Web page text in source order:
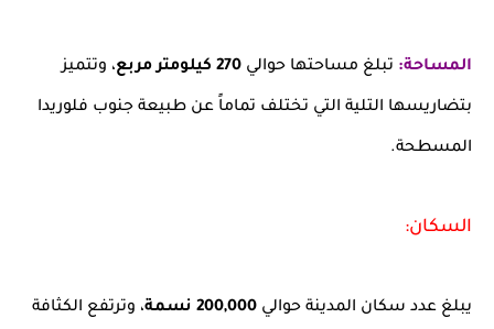
المساحة: تبلغ مساحتها حوالي 270 كيلومتر مربع ، وتتميز
بتضاريسها التلية التي تختلف تماماً عن طبيعة جنوب فلوريدا
المسطحة.
السكان:
يبلغ عدد سكان المدينة حوالي 200,000 نسمة ، وترتفع الكثافة